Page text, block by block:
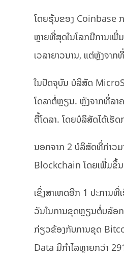
ໂດຍຮຸ້ນຂອງ Coinbase
ຫຼາຍທີ່ສຸດໃນໂລກມີການເພີ່
ເວລາຍາວນານ, ແຕ່ຫຼັງຈາ
ໃນປັດຈຸບັນ ບໍລິສັດ
ໂດລາຕໍ່ຫຼຽນ. ຫຼັງຈາກທີ່ລາ
ຕື້ໂດລາ. ໂດຍບໍລິສັດໄດ້ເຮັ
ນອກຈາກ 2 ບໍລິສັດທີ່ກ່າວ
Blockchain ໂດຍເພີ່ມຂຶ້
ເຊິ່ງສາເຫດອີກ 1 ປະການ
ວັນໃນການຂຸດຫຼຽນຕໍ່ບລັອ
ກ່ຽວຂ້ອງກັບການຂຸດ
Data ມີກໍາໄລຫຼາຍກວ່າ